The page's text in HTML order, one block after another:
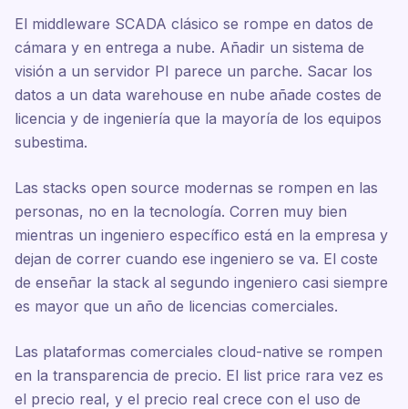
El middleware SCADA clásico se rompe en datos de
cámara y en entrega a nube. Añadir un sistema de
visión a un servidor PI parece un parche. Sacar los
datos a un data warehouse en nube añade costes de
licencia y de ingeniería que la mayoría de los equipos
subestima.
Las stacks open source modernas se rompen en las
personas, no en la tecnología. Corren muy bien
mientras un ingeniero específico está en la empresa y
dejan de correr cuando ese ingeniero se va. El coste
de enseñar la stack al segundo ingeniero casi siempre
es mayor que un año de licencias comerciales.
Las plataformas comerciales cloud-native se rompen
en la transparencia de precio. El list price rara vez es
el precio real, y el precio real crece con el uso de